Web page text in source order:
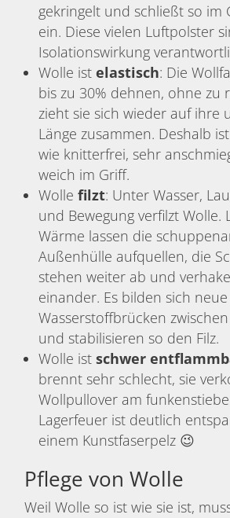
gekringelt und schließt so im
ein. Diese vielen Luftpolster
Isolationswirkung
Wolle istelastisch: Die
bis zu 30% dehnen, ohne zu
zieht sie sich wieder auf ihre
Länge zusammen. Deshalb
wie knitterfrei, sehr
weich im Griff.
Wollefilzt: Unter Wasser,
und Bewegung verfilzt Wolle.
Wärme lassen die
Außenhülle aufquellen, die
stehen weiter ab und
einander. Es bilden sich neue
Wasserstoffbrücken
und stabilisieren so den Filz.
Wolle istschwer
brennt sehr schlecht, sie
Wollpullover am
Lagerfeuer ist deutlich
einem Kunstfaserpelz 😉
Pflege von Wolle
Weil Wolle so ist wie sie ist,